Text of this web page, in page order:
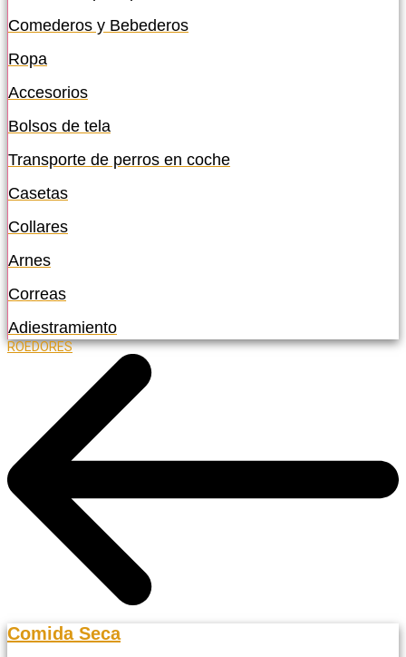
Comederos y Bebederos
Ropa
Accesorios
Bolsos de tela
Transporte de perros en coche
Casetas
Collares
Arnes
Correas
Adiestramiento
ROEDORES
Comida Seca